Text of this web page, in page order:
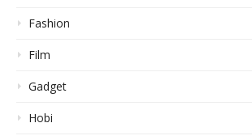
Fashion
Film
Gadget
Hobi